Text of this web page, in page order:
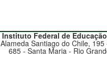
Instituto Federal de
Alameda Santiago do Chile,
685 - Santa Maria - Rio